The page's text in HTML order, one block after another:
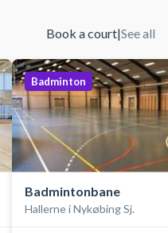
Book a court|See all
Badminton
Badmintonbane
Hallerne i Nykøbing Sj.